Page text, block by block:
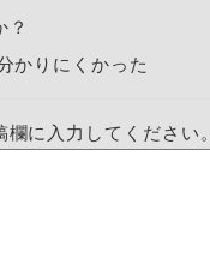
？
かりにくかった
に入力してください。